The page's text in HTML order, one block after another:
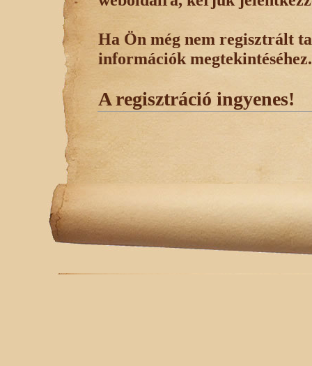
Ha Ön még nem regisztrált
információk megtekintéséhez.
A regisztráció ingyenes!